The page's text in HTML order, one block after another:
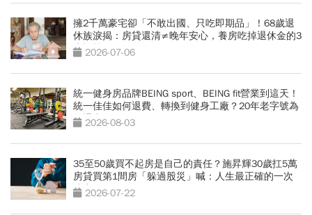
擁2千萬豪宅卻「不敢出國、只吃即期品」！68歲退
休族淚揭：房貸還清≠晚年安心，養房吃掉退休金的3
大誤算
2026-07-06
統一健身房品牌BEING sport、BEING fit營業到這天！
統一佳佳如何退費、轉換到健身工廠？20年老字號為
何退出
2026-08-03
35至50歲買不起房是自己的責任？施昇輝30歲扛5萬
房貸買第1間房「躲過股災」喊：人生最正確的一次
決定2026-07-22